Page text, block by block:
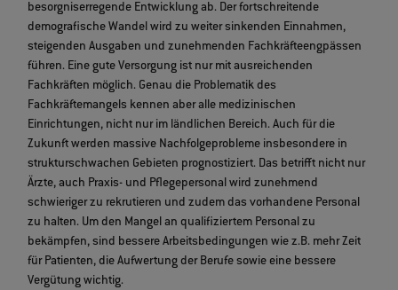
besorgniserregende Entwicklung ab. Der fortschreitende
demografische Wandel wird zu weiter sinkenden Einnahmen,
steigenden Ausgaben und zunehmenden Fachkräfteengpässen
führen. Eine gute Versorgung ist nur mit ausreichenden
Fachkräften möglich. Genau die Problematik des
Fachkräftemangels kennen aber alle medizinischen
Einrichtungen, nicht nur im ländlichen Bereich. Auch für die
Zukunft werden massive Nachfolgeprobleme insbesondere in
strukturschwachen Gebieten prognostiziert. Das betrifft nicht nur
Ärzte, auch Praxis- und Pflegepersonal wird zunehmend
schwieriger zu rekrutieren und zudem das vorhandene Personal
zu halten. Um den Mangel an qualifiziertem Personal zu
bekämpfen, sind bessere Arbeitsbedingungen wie z.B. mehr Zeit
für Patienten, die Aufwertung der Berufe sowie eine bessere
Vergütung wichtig.